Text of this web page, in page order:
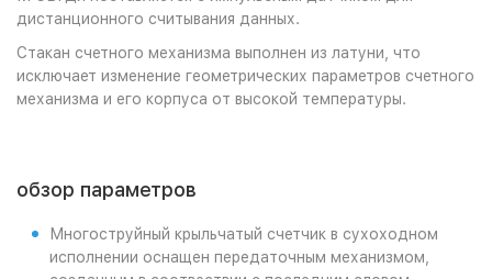
дистанционного считывания данных.
Стакан счетного механизма выполнен из латуни, что
исключает изменение геометрических параметров счетного
механизма и его корпуса от высокой температуры.
обзор параметров
Многоструйный крыльчатый счетчик в сухоходном
исполнении оснащен передаточным механизмом,